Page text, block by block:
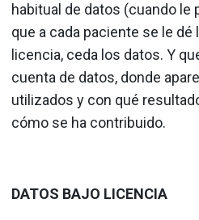
habitual de datos (cuando le
que a cada paciente se le
licencia, ceda los datos. Y
cuenta de datos, donde
utilizados y con qué
cómo se ha contribuido.
DATOS BAJO LICENCIA